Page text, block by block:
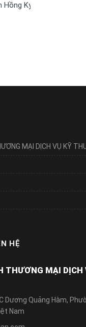
Ký PLA-H1534
MẠI DỊCH VỤ KỸ
HỆ
THƯƠNG MẠI DỊCH
Dương Quảng Hàm,
Nam